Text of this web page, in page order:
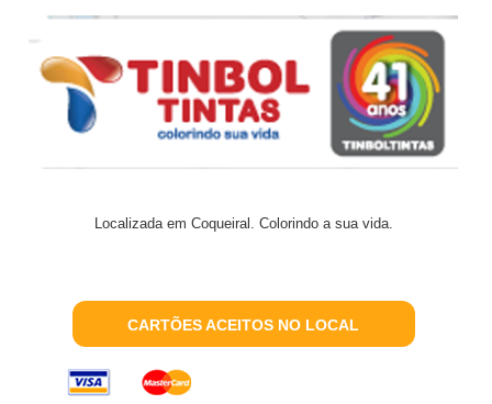
Localizada em Coqueiral. Colorindo a sua vida.
CARTÕES ACEITOS NO LOCAL